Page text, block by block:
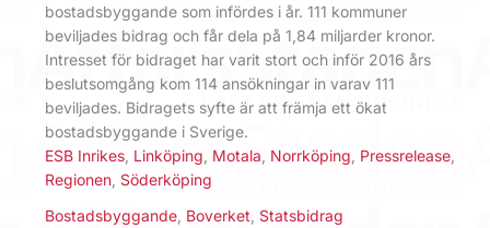
bostadsbyggande som infördes i år. 111 kommuner
beviljades bidrag och får dela på 1,84 miljarder kronor.
Intresset för bidraget har varit stort och inför 2016 års
beslutsomgång kom 114 ansökningar in varav 111
beviljades. Bidragets syfte är att främja ett ökat
bostadsbyggande i Sverige.
ESB Inrikes Linköping Motala Norrköping Pressrelease
Regionen Söderköping
Bostadsbyggande Boverket Statsbidrag